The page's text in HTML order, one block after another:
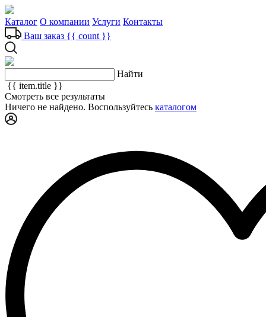
Каталог О компании Услуги Контакты
Ваш заказ {{ count }}
Найти
{{ item.title }}
Смотреть все результаты
Ничего не найдено. Воспользуйтесь каталогом